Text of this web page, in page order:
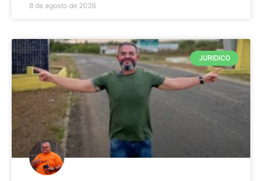
8 de agosto de 2026
JURIDICO